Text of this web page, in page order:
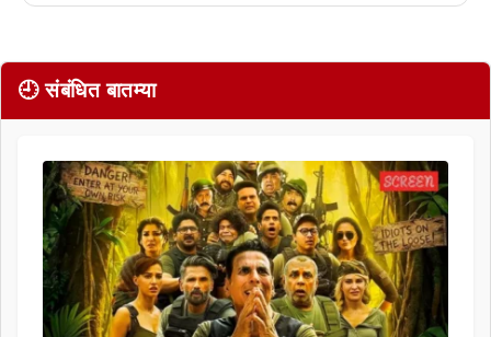
🕘 संबंधित बातम्या